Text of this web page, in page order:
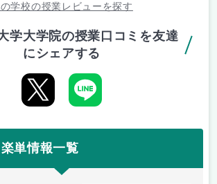
学校の授業レビューを探す
学大学院の授業口コミを友達
にシェアする
単情報一覧